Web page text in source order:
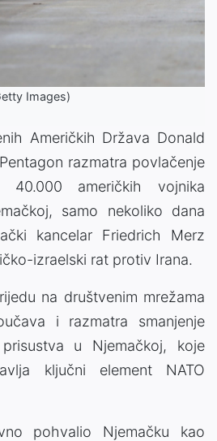
Images)
Američkih Država Donald
razmatra povlačenje
američkih vojnika
samo nekoliko dana
kancelar Friedrich Merz
izraelski rat protiv Irana.
na društvenim mrežama
i razmatra smanjenje
u Njemačkoj, koje
ključni element NATO
pohvalio Njemačku kao